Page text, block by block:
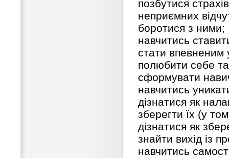
позбутися
неприємних
боротися з ними;
навчитись
стати впевненим
полюбити себе
сформувати
навчитись
дізнатися як
зберегти їх (у
дізнатися як
знайти вихід із
навчитись